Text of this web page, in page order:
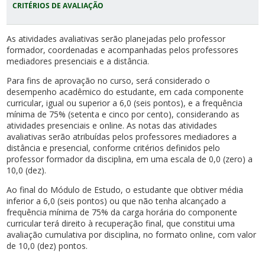
CRITÉRIOS DE AVALIAÇÃO
As atividades avaliativas serão planejadas pelo professor
formador, coordenadas e acompanhadas pelos professores
mediadores presenciais e a distância.
Para fins de aprovação no curso, será considerado o
desempenho acadêmico do estudante, em cada componente
curricular, igual ou superior a 6,0 (seis pontos), e a frequência
mínima de 75% (setenta e cinco por cento), considerando as
atividades presenciais e online. As notas das atividades
avaliativas serão atribuídas pelos professores mediadores a
distância e presencial, conforme critérios definidos pelo
professor formador da disciplina, em uma escala de 0,0 (zero) a
10,0 (dez).
Ao final do Módulo de Estudo, o estudante que obtiver média
inferior a 6,0 (seis pontos) ou que não tenha alcançado a
frequência mínima de 75% da carga horária do componente
curricular terá direito à recuperação final, que constitui uma
avaliação cumulativa por disciplina, no formato online, com valor
de 10,0 (dez) pontos.